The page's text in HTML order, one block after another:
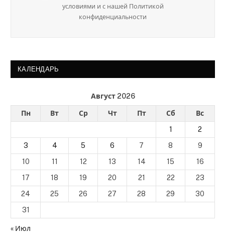
условиями и с нашей Политикой
конфиденциальности
КАЛЕНДАРЬ
Август 2026
Пн Вт Ср Чт Пт Сб
Вс
1
2
3
4 5 6 7 8
9
10
11 12 13 14 15
16
17
18 19 20 21 22
23
24
25 26 27 28 29
30
31
« Июл